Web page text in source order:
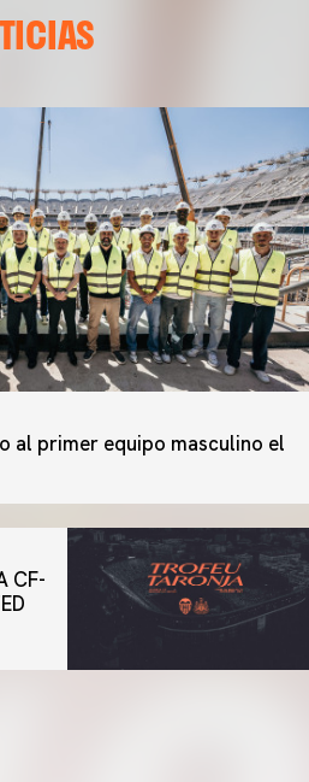
al primer equipo masculino el
CF-